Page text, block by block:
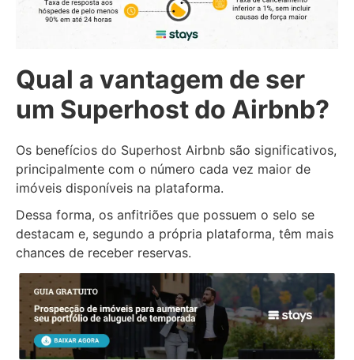
Qual a vantagem de ser
um Superhost do Airbnb?
Os benefícios do Superhost Airbnb são significativos,
principalmente com o número cada vez maior de
imóveis disponíveis na plataforma.
Dessa forma, os anfitriões que possuem o selo se
destacam e, segundo a própria plataforma, têm mais
chances de receber reservas.